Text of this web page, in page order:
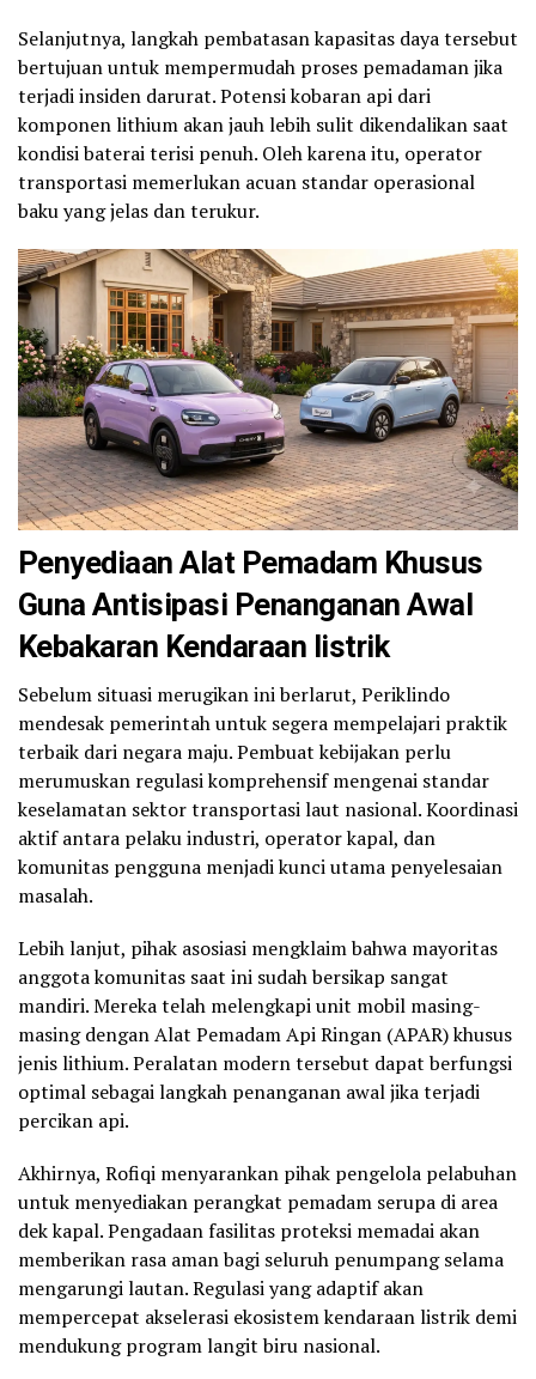
Selanjutnya, langkah pembatasan kapasitas daya tersebut
bertujuan untuk mempermudah proses pemadaman jika
terjadi insiden darurat. Potensi kobaran api dari
komponen lithium akan jauh lebih sulit dikendalikan saat
kondisi baterai terisi penuh. Oleh karena itu, operator
transportasi memerlukan acuan standar operasional
baku yang jelas dan terukur.
Penyediaan Alat Pemadam Khusus
Guna Antisipasi Penanganan Awal
Kebakaran Kendaraan listrik
Sebelum situasi merugikan ini berlarut, Periklindo
mendesak pemerintah untuk segera mempelajari praktik
terbaik dari negara maju. Pembuat kebijakan perlu
merumuskan regulasi komprehensif mengenai standar
keselamatan sektor transportasi laut nasional. Koordinasi
aktif antara pelaku industri, operator kapal, dan
komunitas pengguna menjadi kunci utama penyelesaian
masalah.
Lebih lanjut, pihak asosiasi mengklaim bahwa mayoritas
anggota komunitas saat ini sudah bersikap sangat
mandiri. Mereka telah melengkapi unit mobil masing-
masing dengan Alat Pemadam Api Ringan (APAR) khusus
jenis lithium. Peralatan modern tersebut dapat berfungsi
optimal sebagai langkah penanganan awal jika terjadi
percikan api.
Akhirnya, Rofiqi menyarankan pihak pengelola pelabuhan
untuk menyediakan perangkat pemadam serupa di area
dek kapal. Pengadaan fasilitas proteksi memadai akan
memberikan rasa aman bagi seluruh penumpang selama
mengarungi lautan. Regulasi yang adaptif akan
mempercepat akselerasi ekosistem kendaraan listrik demi
mendukung program langit biru nasional.